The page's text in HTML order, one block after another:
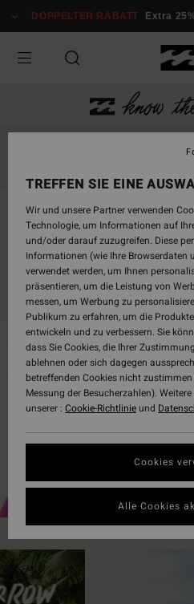
DOPPELTER RABATT Extra 25%
JETZT
TREFFEN SIE EINE
Wir und unsere Partner verwenden
Technologie, um Informationen auf
und/oder darauf zuzugreifen. Diese
Informationen (wie Ihre Browserdaten
verwendet werden, um Ihnen
präsentieren, um die Leistung von
messen, um Werbung zu
Publikum zu erfahren, um die
entwickeln und zu verbessern. Sie
dass Sie Cookies, die Ihrer
ablehnen oder sich dagegen
betreffenden Cookies nicht
Messung der Besucherzahlen).
unserer : Cookie-Richtlinieund
Cookies
Alle Cookies